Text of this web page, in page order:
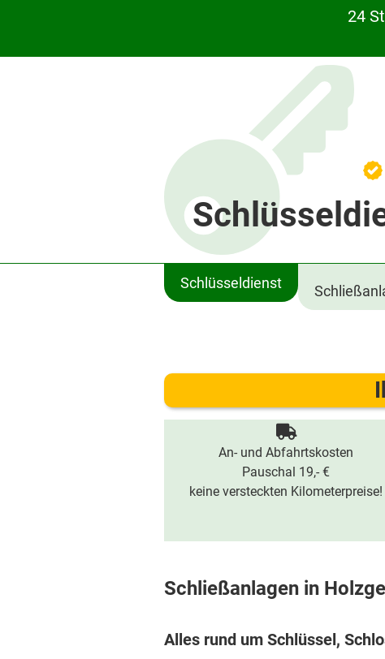
24
Schlüsseldienst
An- und Abfahrtskosten
Pauschal 19,- €
keine versteckten Kilometerpreise!
Schließanlagen in
Alles rund um Schlüssel,